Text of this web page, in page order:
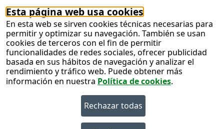
Esta página web usa cookies
En esta web se sirven cookies técnicas necesarias para
permitir y optimizar su navegación. También se usan
cookies de terceros con el fin de permitir
funcionalidades de redes sociales, ofrecer publicidad
basada en sus hábitos de navegación y analizar el
rendimiento y tráfico web. Puede obtener más
información en nuestra Política de cookies.